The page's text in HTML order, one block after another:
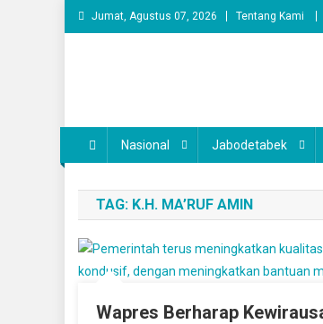
Skip
to
Jumat, Agustus 07, 2026 Tentang Kami
Nasional Jabodetabek
TAG: K.H. MA’RUF AMIN
Wapres Berharap